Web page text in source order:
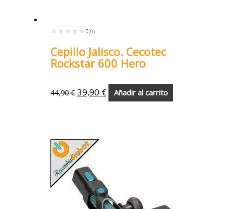
★★★★★
★★★★★ 0(0)
Cepillo Jalisco. Cecotec
Rockstar 600 Hero
44,90€ 39,90 € Añadir al carrito